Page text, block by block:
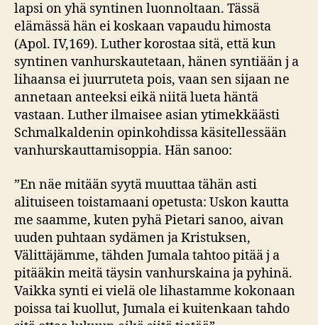
lapsi on yhä syntinen luonnoltaan. Tässä
elämässä hän ei koskaan vapaudu himosta
(Apol. IV,169). Luther korostaa sitä, että kun
syntinen vanhurskautetaan, hänen syntiään j a
lihaansa ei juurruteta pois, vaan sen sijaan ne
annetaan anteeksi eikä niitä lueta häntä
vastaan. Luther ilmaisee asian ytimekkäästi
Schmalkaldenin opinkohdissa käsitellessään
vanhurskauttamisoppia. Hän sanoo:
”En näe mitään syytä muuttaa tähän asti
alituiseen toistamaani opetusta: Uskon kautta
me saamme, kuten pyhä Pietari sanoo, aivan
uuden puhtaan sydämen ja Kristuksen,
Välittäjämme, tähden Jumala tahtoo pitää j a
pitääkin meitä täysin vanhurskaina ja pyhinä.
Vaikka synti ei vielä ole lihastamme kokonaan
poissa tai kuollut, Jumala ei kuitenkaan tahdo